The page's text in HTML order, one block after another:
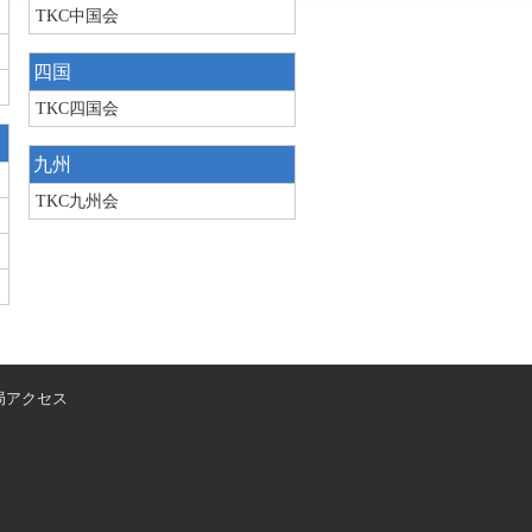
TKC中国会
四国
TKC四国会
九州
TKC九州会
アクセス